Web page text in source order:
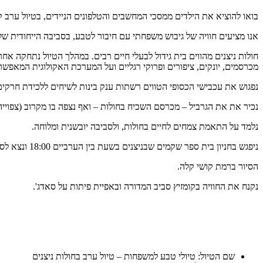
בואו להוציא את הילדים ממסכי המחשבים והטלפונים הניידים, בטיול
אנו מציעים חוויה של גיבוש משפחתי עם חיבור לטבע, בסביבה הייחודית של
חולות ניצנים מהווים בית גידול לבעלי חיים רבים. במהלך הטיול נתחקה
מכרסמים, יונקים, ציפורים ופרוקי רגליים ועל המערכת האקולוגית
נפגוש את עכבישי הכסופי הטווים רשתות ענק בינות לשיחים ללכידת
נכיר את את הגרביל – מכרסם השכיח בחולות – ואף נצפה בו מקרוב
נלמד על התאמת צמחים לחיים בחולות, ולסביבה יובשנית ומלוחה.
ניפגש בחניון בית ספר שקמים שבניצנים בשעת בין הערביים 18:00 ונצא לסיור מודרך בחולות.
הסיור ברמת קושי קלה.
נקנח את החוויה בקומזיץ סביב המדורה ובאפיית פיתות על סאדג'.
שם הטיול: טיולי טבע למשפחות – טיול ערב בחולות ניצנים